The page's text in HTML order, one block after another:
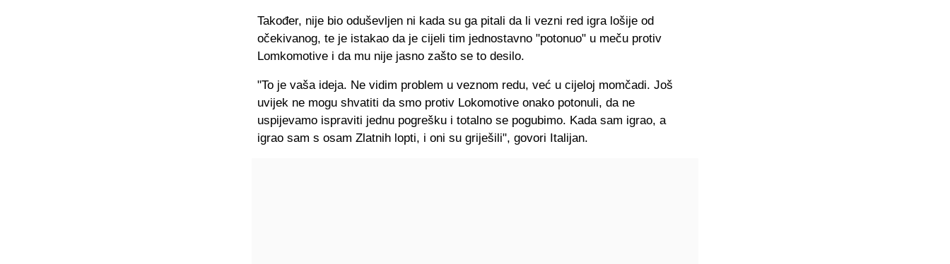
Također, nije bio oduševljen ni kada su ga pitali da li vezni red igra lošije od
očekivanog, te je istakao da je cijeli tim jednostavno "potonuo" u meču protiv
Lomkomotive i da mu nije jasno zašto se to desilo.
"To je vaša ideja. Ne vidim problem u veznom redu, već u cijeloj momčadi. Još
uvijek ne mogu shvatiti da smo protiv Lokomotive onako potonuli, da ne
uspijevamo ispraviti jednu pogrešku i totalno se pogubimo. Kada sam igrao, a
igrao sam s osam Zlatnih lopti, i oni su griješili", govori Italijan.